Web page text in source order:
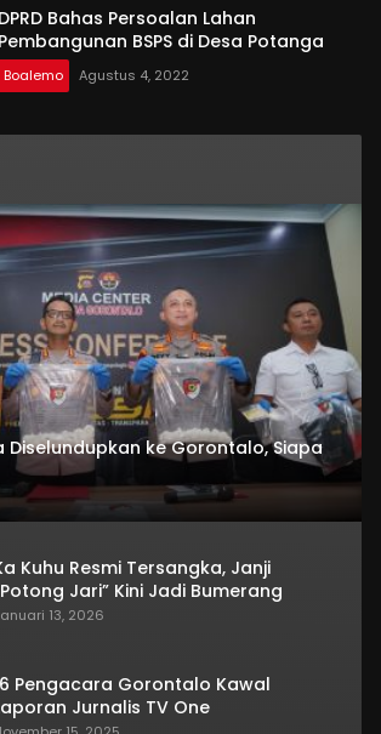
DPRD Bahas Persoalan Lahan
Pembangunan BSPS di Desa Potanga
Boalemo Agustus 4, 2022
Diselundupkan ke Gorontalo, Siapa
Kuhu Resmi Tersangka, Janji
Jari” Kini Jadi Bumerang
13, 2026
Pengacara Gorontalo Kawal
Jurnalis TV One